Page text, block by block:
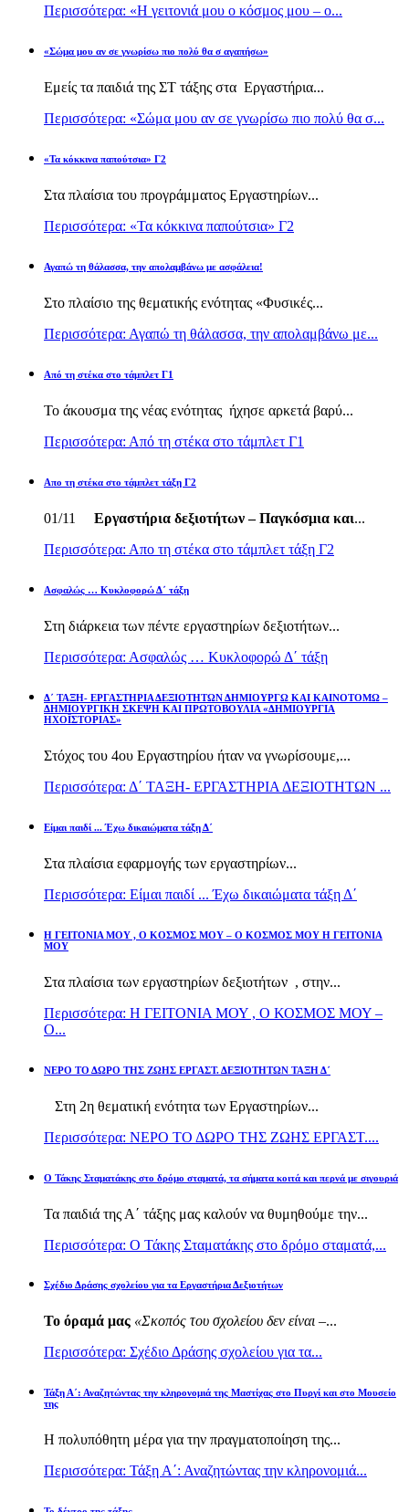
Περισσότερα: «Η γειτονιά μου ο κόσμος μου – ο...
«Σώμα μου αν σε γνωρίσω πιο πολύ θα σ αγαπήσω»
Εμείς τα παιδιά της ΣΤ τάξης στα Εργαστήρια...
Περισσότερα: «Σώμα μου αν σε γνωρίσω πιο πολύ θα σ...
«Τα κόκκινα παπούτσια» Γ2
Στα πλαίσια του προγράμματος Εργαστηρίων...
Περισσότερα: «Τα κόκκινα παπούτσια» Γ2
Αγαπώ τη θάλασσα, την απολαμβάνω με ασφάλεια!
Στο πλαίσιο της θεματικής ενότητας «Φυσικές...
Περισσότερα: Αγαπώ τη θάλασσα, την απολαμβάνω με...
Από τη στέκα στο τάμπλετ Γ1
Το άκουσμα της νέας ενότητας ήχησε αρκετά βαρύ...
Περισσότερα: Από τη στέκα στο τάμπλετ Γ1
Απο τη στέκα στο τάμπλετ τάξη Γ2
01/11 Εργαστήρια δεξιοτήτων – Παγκόσμια και...
Περισσότερα: Απο τη στέκα στο τάμπλετ τάξη Γ2
Ασφαλώς … Κυκλοφορώ Δ΄ τάξη
Στη διάρκεια των πέντε εργαστηρίων δεξιοτήτων...
Περισσότερα: Ασφαλώς … Κυκλοφορώ Δ΄ τάξη
Δ΄ ΤΑΞΗ- ΕΡΓΑΣΤΗΡΙΑ ΔΕΞΙΟΤΗΤΩΝ ΔΗΜΙΟΥΡΓΩ ΚΑΙ ΚΑΙΝΟΤΟΜΩ –
ΔΗΜΙΟΥΡΓΙΚΗ ΣΚΕΨΗ ΚΑΙ ΠΡΩΤΟΒΟΥΛΙΑ «ΔΗΜΙΟΥΡΓΙΑ
ΗΧΟΪΣΤΟΡΙΑΣ»
Στόχος του 4ου Εργαστηρίου ήταν να γνωρίσουμε,...
Περισσότερα: Δ΄ ΤΑΞΗ- ΕΡΓΑΣΤΗΡΙΑ ΔΕΞΙΟΤΗΤΩΝ ...
Είμαι παιδί ... Έχω δικαιώματα τάξη Δ΄
Στα πλαίσια εφαρμογής των εργαστηρίων...
Περισσότερα: Είμαι παιδί ... Έχω δικαιώματα τάξη Δ΄
Η ΓΕΙΤΟΝΙΑ ΜΟΥ , Ο ΚΟΣΜΟΣ ΜΟΥ – Ο ΚΟΣΜΟΣ ΜΟΥ Η ΓΕΙΤΟΝΙΑ
ΜΟΥ
Στα πλαίσια των εργαστηρίων δεξιοτήτων , στην...
Περισσότερα: Η ΓΕΙΤΟΝΙΑ ΜΟΥ , Ο ΚΟΣΜΟΣ ΜΟΥ –
Ο...
ΝΕΡΟ ΤΟ ΔΩΡΟ ΤΗΣ ΖΩΗΣ ΕΡΓΑΣΤ. ΔΕΞΙΟΤΗΤΩΝ ΤΑΞΗ Δ΄
Στη 2η θεματική ενότητα των Εργαστηρίων...
Περισσότερα: ΝΕΡΟ ΤΟ ΔΩΡΟ ΤΗΣ ΖΩΗΣ ΕΡΓΑΣΤ....
Ο Τάκης Σταματάκης στο δρόμο σταματά, τα σήματα κοιτά και περνά με σιγουριά
Τα παιδιά της Α΄ τάξης μας καλούν να θυμηθούμε την...
Περισσότερα: Ο Τάκης Σταματάκης στο δρόμο σταματά,...
Σχέδιο Δράσης σχολείου για τα Εργαστήρια Δεξιοτήτων
Το όραμά μας «Σκοπός του σχολείου δεν είναι –...
Περισσότερα: Σχέδιο Δράσης σχολείου για τα...
Τάξη Α΄: Αναζητώντας την κληρονομιά της Μαστίχας στο Πυργί και στο Μουσείο
της
Η πολυπόθητη μέρα για την πραγματοποίηση της...
Περισσότερα: Τάξη Α΄: Αναζητώντας την κληρονομιά...